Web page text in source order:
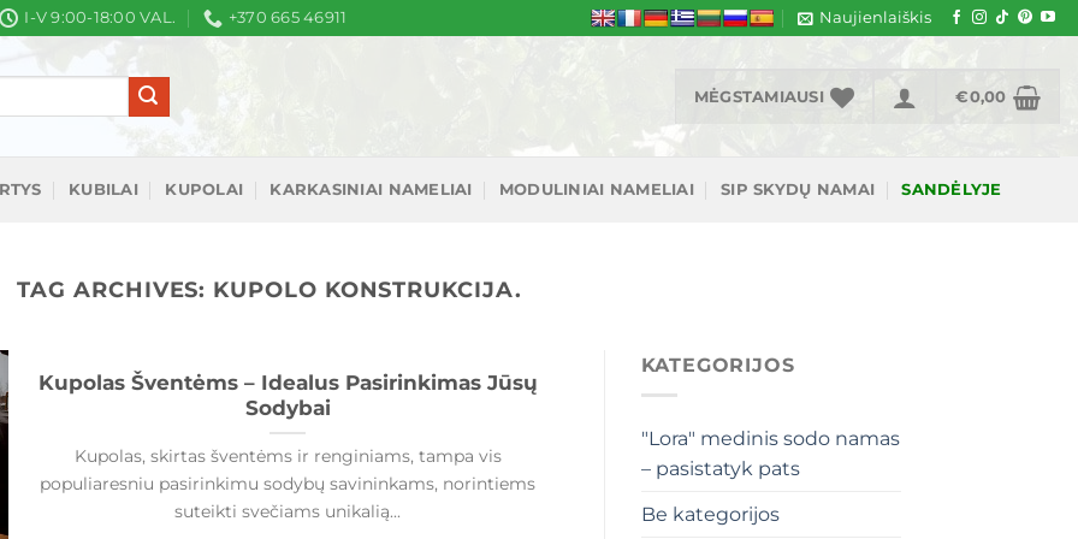
I-V 9:00-18:00 VAL. +370 665 46911 Naujienlaiškis
MĖGSTAMIAUSI €0,00
KUBILAI KUPOLAI KARKASINIAI NAMELIAI MODULINIAI NAMELIAI SIP SKYDŲ NAMAI SANDĖLYJE
TAG ARCHIVES: KUPOLO KONSTRUKCIJA.
Kupolas Šventėms – Idealus Pasirinkimas Jūsų
Sodybai
Kupolas, skirtas šventėms ir renginiams, tampa vis
populiaresniu pasirinkimu sodybų savininkams, norintiems
suteikti svečiams unikalią...
KATEGORIJOS
"Lora" medinis sodo namas
– pasistatyk pats
Be kategorijos